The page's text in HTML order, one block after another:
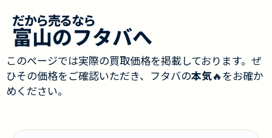
だから売るなら
富山のフタバへ
このページでは実際の買取価格を掲載しております。ぜ
ひその価格をご確認いただき、フタバの本気🔥をお確か
めください。